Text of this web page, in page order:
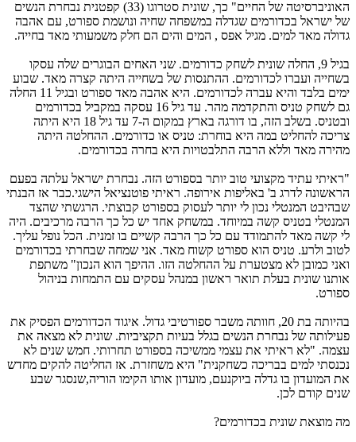
האוניברסיטה של החיים" כך, שונית סטרוגו (33) קפטנית נבחרת הנשים
של ישראל בכדורמים שגדלה במשפחה שחיה ונושמת ספורט, עם אהבה
גדולה מאד למים. מגיל אפס , המים והים הם חלק משמעותי מאד בחייה.
בגיל 9, החלה שונית לשחק כדורמים. שני האחים הבוגרים שלה עסקו
בשחייה ועברו לכדורמים. ההתנסות של בשחייה היתה קצרה מאד. שבוע
ימים בלבד והיא עברה לכדורמים. היא אהבה מאד ספורט ובגיל 11 החלה
גם לשחק טניס והתקדמה מהר. עד גיל 16 עסקה במקביל בכדורמים
ובטניס. בשלב הזה, בו דורגה בארץ במקום ה-7 עד גיל 18 היא היתה
צריכה להחליט במה היא בוחרת: טניס או כדורמים. ההחלטה היתה
מהירה מאד וללא הרבה התלבטויות היא בחרה בכדורמים.
"ראיתי עתיד מקצועי טוב יותר בספורט הזה. נבחרת ישראל עלתה בפעם
הראשונה לדרג ב' באליפות אירופה. ראיתי פוטנציאל הישגי.כבר אז הבנתי
שבהיבט המנטלי נכון לי יותר לעסוק בספורט קבוצתי. הרגשתי שהצד
המנטלי בטניס קשה במיוחד. במשחק אחד יש כל כך הרבה מרכיבים. היה
לי קשה מאד להתמודד עם כל כך הרבה קשיים בו זמנית. הכל נופל עליך.
לטוב ולרע. טניס הוא ספורט קשוח מאד. אני שמחה שבחרתי בכדורמים
ואני כמובן לא מצטערת על ההחלטה הזו. ההיפך הוא הנכון" משתפת
אותנו שונית בעלת תואר ראשון במנהל עסקים עם התמחות בניהול
ספורט.
בהיותה בת 20, חוותה משבר ספורטיבי גדול. איגוד הכדורמים הפסיק את
פעילותה של נבחרת הנשים בגלל בעיות תקציביות. שונית לא מצאה את
עצמה. "לא ראיתי את עצמי ממשיכה בספורט תחרותי. חמש שנים לא
נכנסתי למים בבריכה כשחקנית" היא משחזרת. אז החליטה להקים מחדש
את המועדון בו גדלה ביוקנעם, מועדון אותו הקימו הוריה,שנסגר שבע
שנים קודם לכן.
מה מוצאת שונית בכדורמים?